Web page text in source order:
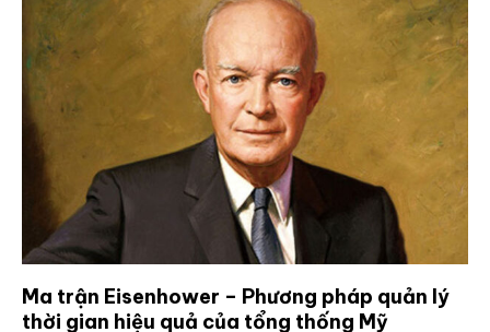
Ma trận Eisenhower – Phương pháp quản lý
thời gian hiệu quả của tổng thống Mỹ